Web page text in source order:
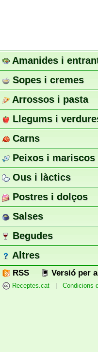
Amanides i
Sopes i cremes
Arrossos i pasta
Llegums i
Carns
Peixos i mariscos
Ous i làctics
Postres i dolços
Salses
Begudes
Altres
RSS Versió per
Receptes.cat Condicions